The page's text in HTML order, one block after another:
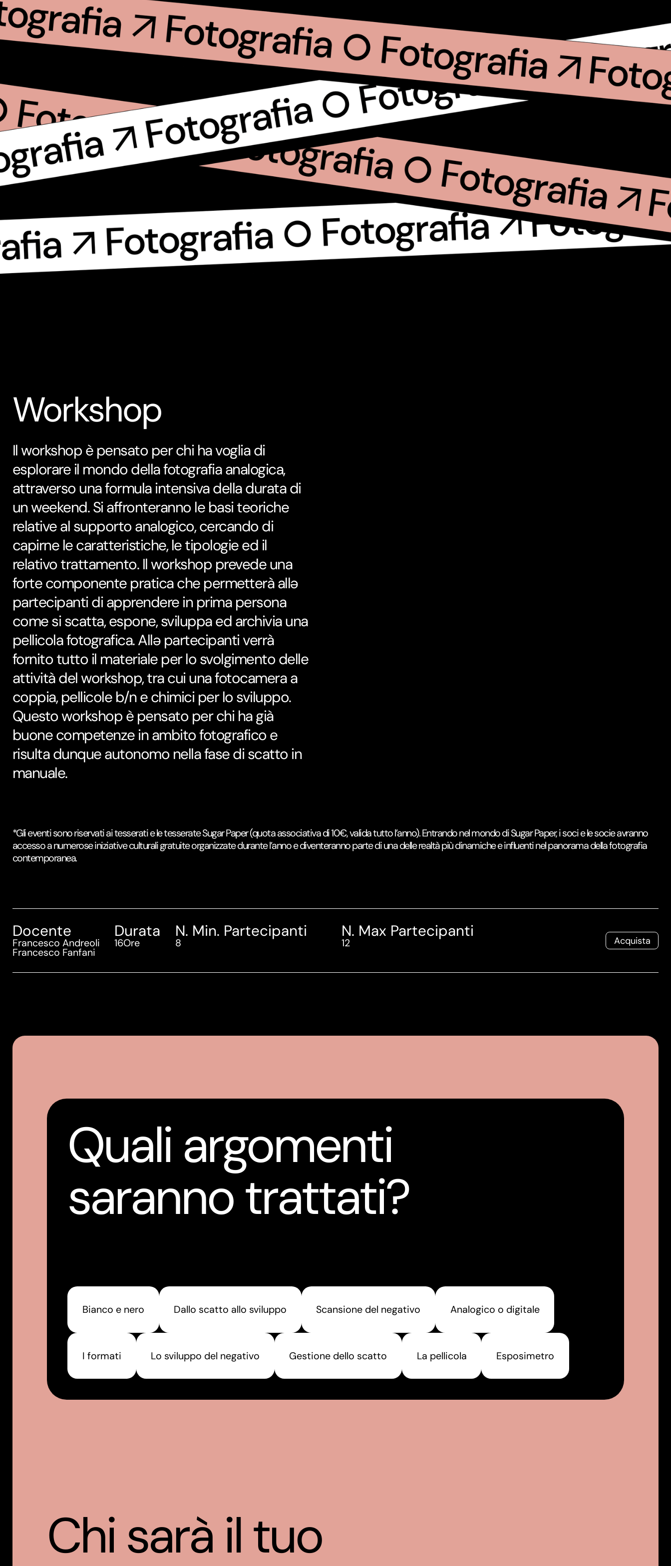
Workshop
Il workshop è pensato per chi ha voglia di
esplorare il mondo della fotografia analogica,
attraverso una formula intensiva della durata di
un weekend. Si affronteranno le basi teoriche
relative al supporto analogico, cercando di
capirne le caratteristiche, le tipologie ed il
relativo trattamento. Il workshop prevede una
forte componente pratica che permetterà allə
partecipanti di apprendere in prima persona
come si scatta, espone, sviluppa ed archivia una
pellicola fotografica. Allə partecipanti verrà
fornito tutto il materiale per lo svolgimento delle
attività del workshop, tra cui una fotocamera a
coppia, pellicole b/n e chimici per lo sviluppo.
Questo workshop è pensato per chi ha già
buone competenze in ambito fotografico e
risulta dunque autonomo nella fase di scatto in
manuale.
*Gli eventi sono riservati ai tesserati e le tesserate Sugar Paper (quota associativa di 10€, valida tutto l’anno). Entrando nel mondo di Sugar Paper, i soci e le socie avranno
accesso a numerose iniziative culturali gratuite organizzate durante l’anno e diventeranno parte di una delle realtà più dinamiche e influenti nel panorama della fotografia
contemporanea.
Docente
Francesco Andreoli
Francesco Fanfani
Durata
16Ore
N. Min. Partecipanti
8
N. Max Partecipanti
12 Acquista
Quali argomenti
saranno trattati?
Bianco e nero Dallo scatto allo sviluppo Scansione del negativo Analogico o digitale
I formati Lo sviluppo del negativo Gestione dello scatto La pellicola Esposimetro
Chi sarà il tuo